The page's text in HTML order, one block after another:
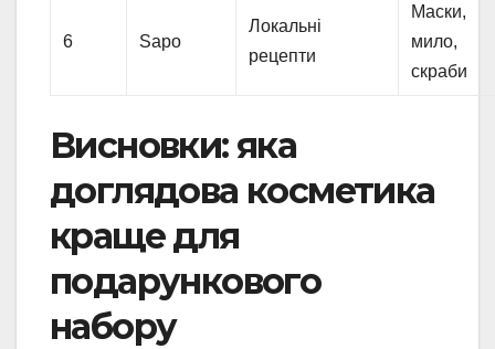
6 Sapo
Локальні
рецепти
Маски,
мило,
скраби
Висновки: яка
доглядова косметика
краще для
подарункового
набору